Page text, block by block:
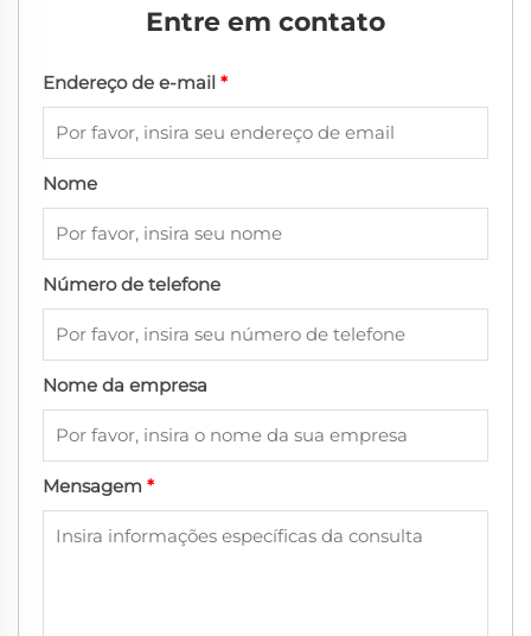
Entre em contato
Endereço de e-mail *
Nome
Número de telefone
Nome da empresa
Mensagem *